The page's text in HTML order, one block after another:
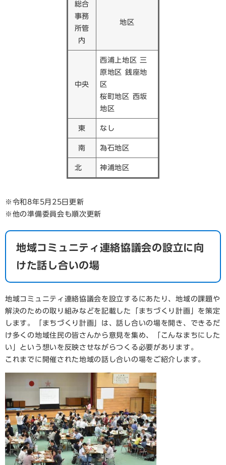
総合
事務
所管
内
地区
中央
西浦上地区 三
原地区 銭座地
区
桜町地区 西坂
地区
東 なし
南 為石地区
北 神浦地区
※令和8年5月25日更新
※他の準備委員会も順次更新
地域コミュニティ連絡協議会の設立に向
けた話し合いの場
地域コミュニティ連絡協議会を設立するにあたり、地域の課題や
解決のための取り組みなどを記載した「まちづくり計画」を策定
します。「まちづくり計画」は、話し合いの場を開き、できるだ
け多くの地域住民の皆さんから意見を集め、「こんなまちにした
い」という想いを反映させながらつくる必要があります。
これまでに開催された地域の話し合いの場をご紹介します。